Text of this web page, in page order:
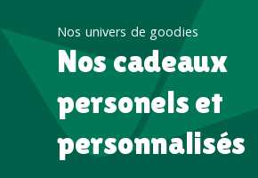
Nos univers de goodies
Nos cadeaux
personels et
personnalisés